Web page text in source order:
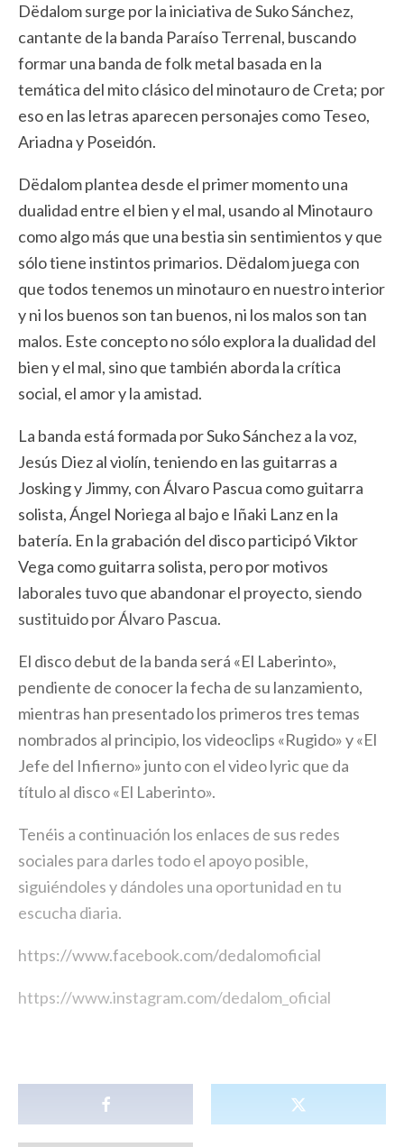
Dëdalom surge por la iniciativa de Suko Sánchez,
cantante de la banda Paraíso Terrenal, buscando
formar una banda de folk metal basada en la
temática del mito clásico del minotauro de Creta; por
eso en las letras aparecen personajes como Teseo,
Ariadna y Poseidón.
Dëdalom plantea desde el primer momento una
dualidad entre el bien y el mal, usando al Minotauro
como algo más que una bestia sin sentimientos y que
sólo tiene instintos primarios. Dëdalom juega con
que todos tenemos un minotauro en nuestro interior
y ni los buenos son tan buenos, ni los malos son tan
malos. Este concepto no sólo explora la dualidad del
bien y el mal, sino que también aborda la crítica
social, el amor y la amistad.
La banda está formada por Suko Sánchez a la voz,
Jesús Diez al violín, teniendo en las guitarras a
Josking y Jimmy, con Álvaro Pascua como guitarra
solista, Ángel Noriega al bajo e Iñaki Lanz en la
batería. En la grabación del disco participó Viktor
Vega como guitarra solista, pero por motivos
laborales tuvo que abandonar el proyecto, siendo
sustituido por Álvaro Pascua.
El disco debut de la banda será «El Laberinto»,
pendiente de conocer la fecha de su lanzamiento,
mientras han presentado los primeros tres temas
nombrados al principio, los videoclips «Rugido» y «El
Jefe del Infierno» junto con el video lyric que da
título al disco «El Laberinto».
Tenéis a continuación los enlaces de sus redes
sociales para darles todo el apoyo posible,
siguiéndoles y dándoles una oportunidad en tu
escucha diaria.
https://www.facebook.com/dedalomoficial
https://www.instagram.com/dedalom_oficial